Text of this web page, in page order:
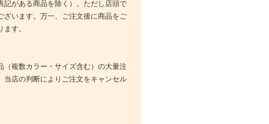
がある商品を除く）。ただし店頭で
います。万一、ご注文後に商品をご
す。
複数カラー・サイズ含む）の大量注
店の判断によりご注文をキャンセル